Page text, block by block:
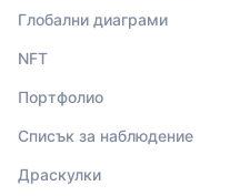
Глобални диаграми
NFT
Портфолио
Списък за наблюдение
Драскулки